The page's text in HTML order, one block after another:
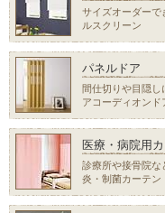
サイズオーダーで
ルスクリーン
パネルドア
間仕切りや目隠し
アコーディオンド
医療・病院用
診療所や接骨院な
炎・制菌カーテン